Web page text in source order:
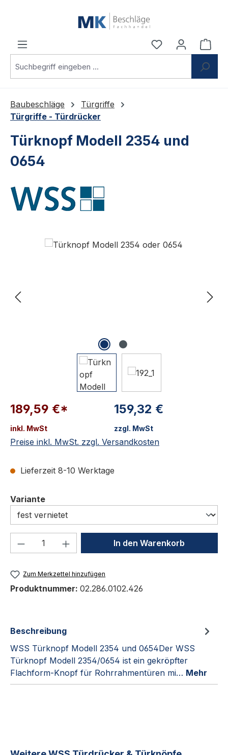
Du hast 0
Baubeschläge
Türgriffe
Türgriffe - Türdrücker
Türknopf Modell 2354 und
0654
189,59 €*
inkl. MwSt
159,32 €
zzgl. MwSt
Preise inkl. MwSt. zzgl. Versandkosten
Lieferzeit 8-10 Werktage
Varianteauswählen
Produkt Anzahl: Gib denIn den Warenkorb
Zum Merkzettel hinzufügen
Produktnummer: 02.286.0102.426
Beschreibung
WSS Türknopf Modell 2354 und 0654Der WSS
Türknopf Modell 2354/0654 ist ein gekröpfter
Flachform-Knopf für Rohrrahmentüren mi… Mehr
Produktgalerie überspringen